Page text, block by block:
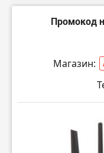
Промокод
Магазин: